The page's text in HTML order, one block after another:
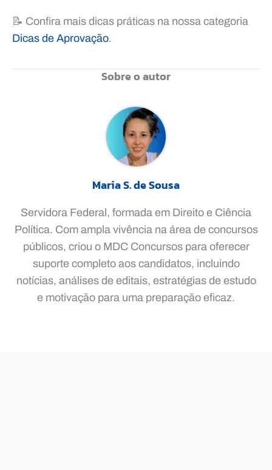
📝 Confira mais dicas práticas na nossa categoria
Dicas de Aprovação.
Sobre o autor
Maria S. de Sousa
Servidora Federal, formada em Direito e Ciência
Política. Com ampla vivência na área de concursos
públicos, criou o MDC Concursos para oferecer
suporte completo aos candidatos, incluindo
notícias, análises de editais, estratégias de estudo
e motivação para uma preparação eficaz.